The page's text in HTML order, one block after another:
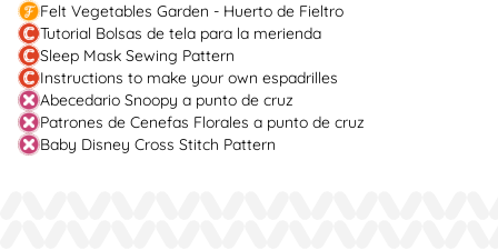
Felt Vegetables Garden - Huerto de Fieltro
Tutorial Bolsas de tela para la merienda
Sleep Mask Sewing Pattern
Instructions to make your own espadrilles
Abecedario Snoopy a punto de cruz
Patrones de Cenefas Florales a punto de cruz
Baby Disney Cross Stitch Pattern